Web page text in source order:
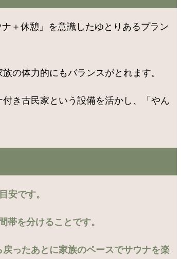
＋休憩」を意識したゆとりあるプラン
の体力的にもバランスがとれます。
き古民家という設備を活かし、「やん
安です。
帯を分けることです。
ったあとに家族のペースでサウナを楽